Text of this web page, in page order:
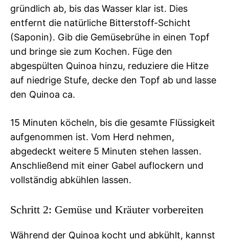
gründlich ab, bis das Wasser klar ist. Dies
entfernt die natürliche Bitterstoff-Schicht
(Saponin). Gib die Gemüsebrühe in einen Topf
und bringe sie zum Kochen. Füge den
abgespülten Quinoa hinzu, reduziere die Hitze
auf niedrige Stufe, decke den Topf ab und lasse
den Quinoa ca.
15 Minuten köcheln, bis die gesamte Flüssigkeit
aufgenommen ist. Vom Herd nehmen,
abgedeckt weitere 5 Minuten stehen lassen.
Anschließend mit einer Gabel auflockern und
vollständig abkühlen lassen.
Schritt 2: Gemüse und Kräuter vorbereiten
Während der Quinoa kocht und abkühlt, kannst